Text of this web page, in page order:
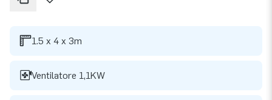
1.5 x 4 x 3m
Ventilatore 1,1KW